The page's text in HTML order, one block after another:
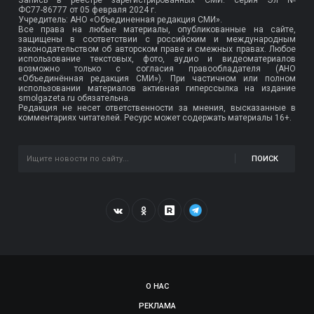
ФС77-86777 от 05 февраля 2024 г.
Учредитель: АНО «Объединенная редакция СМИ».
Все права на любые материалы, опубликованные на сайте,
защищены в соответствии с российским и международным
законодательством об авторском праве и смежных правах. Любое
использование текстовых, фото, аудио и видеоматериалов
возможно только с согласия правообладателя (АНО
«Объединённая редакция СМИ»). При частичном или полном
использовании материалов активная гиперссылка на издание
smolgazeta.ru обязательна.
Редакция не несет ответственности за мнения, высказанные в
комментариях читателей. Ресурс может содержать материалы 16+.
ПОИСК
О НАС
РЕКЛАМА